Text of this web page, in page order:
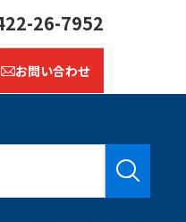
お問い合わせ
26-7952